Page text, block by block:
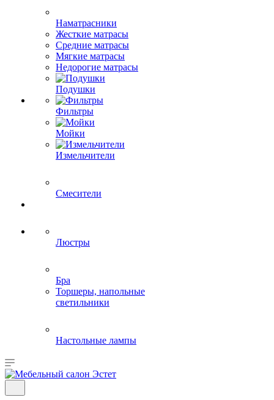
Наматрасники
Жесткие матрасы
Средние матрасы
Мягкие матрасы
Недорогие матрасы
Подушки
Фильтры
Мойки
Измельчители
Смесители
Люстры
Бра
Торшеры, напольные
светильники
Настольные лампы